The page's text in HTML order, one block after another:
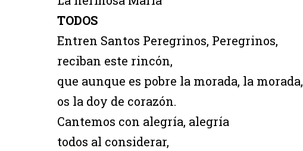
TODOS
Entren Santos Peregrinos, Peregrinos,
reciban este rincón,
que aunque es pobre la morada, la morada,
os la doy de corazón.
Cantemos con alegría, alegría
todos al considerar,